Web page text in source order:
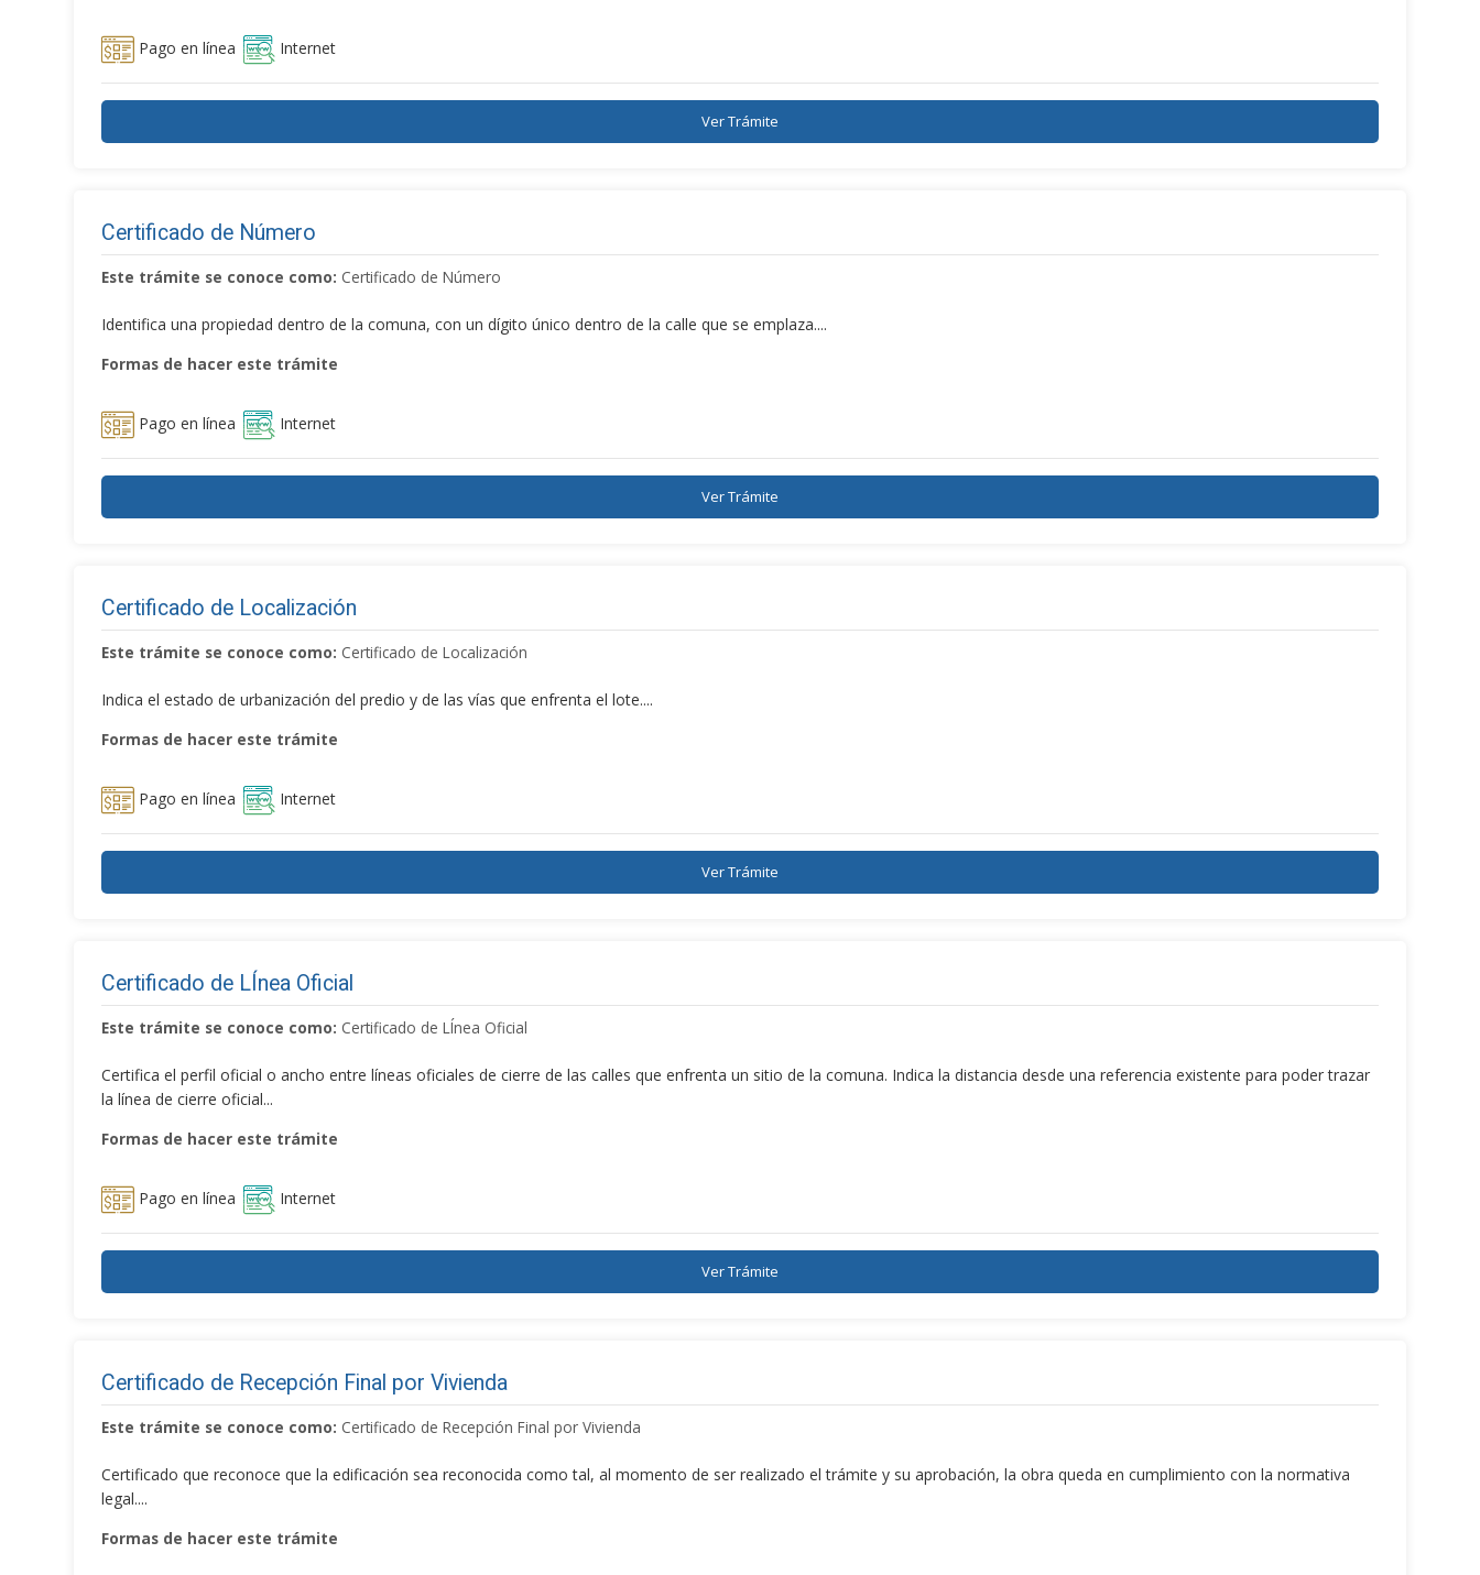
Pago en línea Internet
Ver Trámite
Certificado de Número
Este trámite se conoce como: Certificado de Número
Identifica una propiedad dentro de la comuna, con un dígito único dentro de la calle que se emplaza....
Formas de hacer este trámite
Pago en línea Internet
Ver Trámite
Certificado de Localización
Este trámite se conoce como: Certificado de Localización
Indica el estado de urbanización del predio y de las vías que enfrenta el lote....
Formas de hacer este trámite
Pago en línea Internet
Ver Trámite
Certificado de LÍnea Oficial
Este trámite se conoce como: Certificado de LÍnea Oficial
Certifica el perfil oficial o ancho entre líneas oficiales de cierre de las calles que enfrenta un sitio de la comuna. Indica la distancia desde una referencia existente para poder trazar
la línea de cierre oficial...
Formas de hacer este trámite
Pago en línea Internet
Ver Trámite
Certificado de Recepción Final por Vivienda
Este trámite se conoce como: Certificado de Recepción Final por Vivienda
Certificado que reconoce que la edificación sea reconocida como tal, al momento de ser realizado el trámite y su aprobación, la obra queda en cumplimiento con la normativa
legal....
Formas de hacer este trámite